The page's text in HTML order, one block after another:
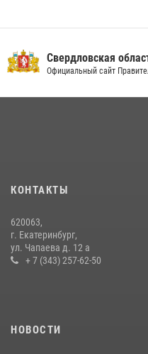
14 июля 2026, 11:06 4
10 июля 2026, 12:35
специальное занятие
27 июля 2026, 12:37
Свердловская
Официальный сайт
КОНТАКТЫ
620063,
г. Екатеринбург,
ул. Чапаева д. 12 а
+ 7 (343) 257-62-50
НОВОСТИ